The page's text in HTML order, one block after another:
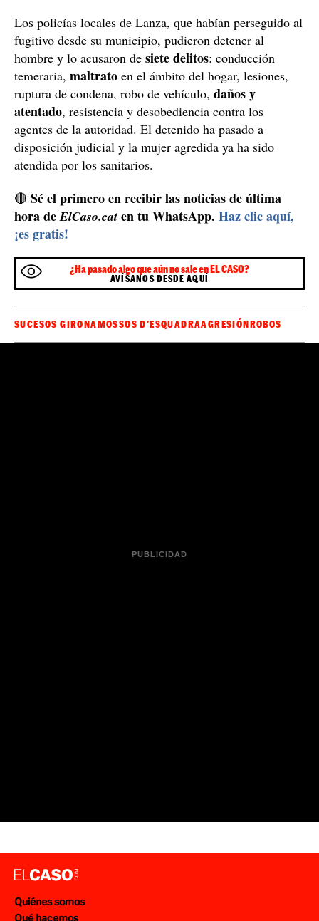
Los policías locales de Lanza, que habían perseguido al
fugitivo desde su municipio, pudieron detener al
hombre y lo acusaron de siete delitos: conducción
temeraria, maltrato en el ámbito del hogar, lesiones,
ruptura de condena, robo de vehículo, daños y
atentado, resistencia y desobediencia contra los
agentes de la autoridad. El detenido ha pasado a
disposición judicial y la mujer agredida ya ha sido
atendida por los sanitarios.
🔴 Sé el primero en recibir las noticias de última
hora deElCaso.cat en tu WhatsApp. Haz clic aquí,
¡es gratis!
¿Ha pasado algo que aún no sale en EL CASO?
AVÍSANOS DESDE AQUÍ
SUCESOS GIRONAMOSSOS D'ESQUADRAAGRESIÓNROBOS
Quiénes somos
Qué hacemos